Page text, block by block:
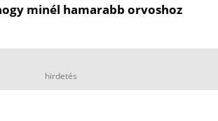
minél hamarabb orvoshoz
hirdetés